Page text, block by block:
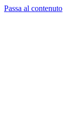
Passa al contenuto